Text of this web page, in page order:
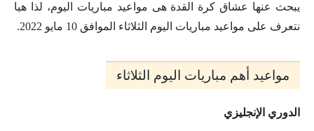
يبحث عنها عشاق كرة القدة هى مواعيد مباريات اليوم، لذا هيا
نتعرف على مواعيد مباريات اليوم الثلاثاء الموافق 10 مايو 2022.
مواعيد أهم مباريات اليوم الثلاثاء
الدوري الإنجليزي